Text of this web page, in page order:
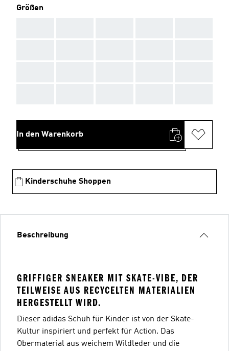
Größen
In den Warenkorb
Kinderschuhe Shoppen
Beschreibung
GRIFFIGER SNEAKER MIT SKATE-VIBE, DER
TEILWEISE AUS RECYCELTEN MATERIALIEN
HERGESTELLT WIRD.
Dieser adidas Schuh für Kinder ist von der Skate-
Kultur inspiriert und perfekt für Action. Das
Obermaterial aus weichem Wildleder und die